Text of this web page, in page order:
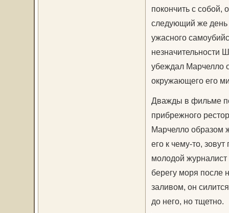
покончить с собой,
следующий же день
ужасного
незначительности
убеждал Марчелло
окружающего его
Дважды в фильме
прибрежного
Марчелло образом
его к чему-то,
молодой журналист
берегу моря после
заливом, он
до него, но тщетно.